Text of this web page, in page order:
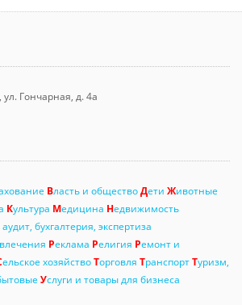
ул. Гончарная, д. 4а
Власть и обществоДети Животные
Культура Медицина Недвижимость
бухгалтерия, экспертиза
Реклама Религия Ремонт и
ельское хозяйствоТорговля ТранспортТуризм,
Услуги и товары для бизнеса